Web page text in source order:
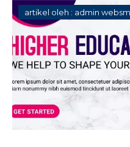
artikel oleh : admin